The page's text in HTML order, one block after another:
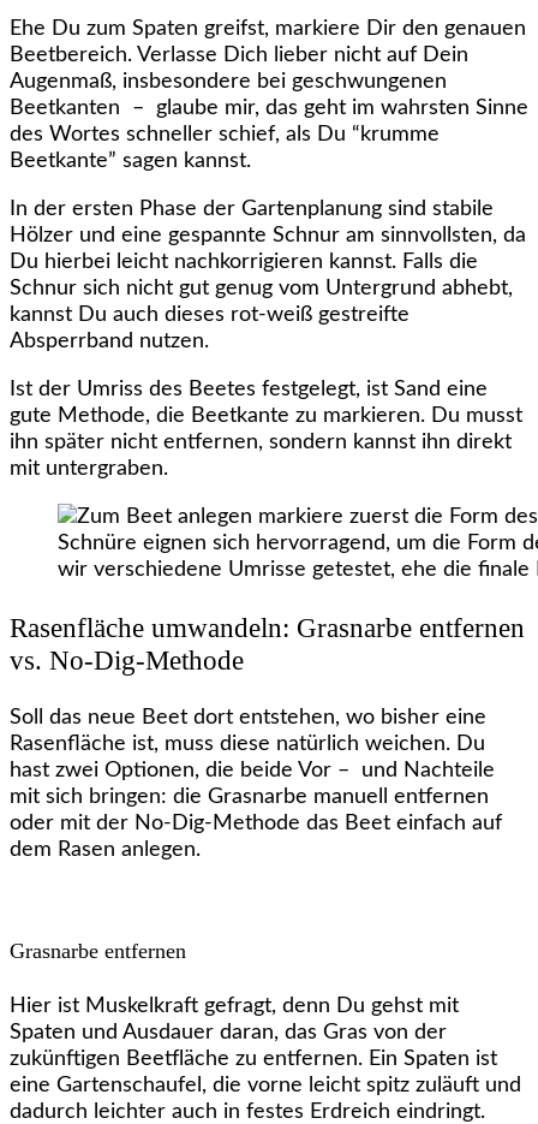
Ehe Du zum Spaten greifst, markiere Dir den genauen
Beetbereich. Verlasse Dich lieber nicht auf Dein
Augenmaß, insbesondere bei geschwungenen
Beetkanten – glaube mir, das geht im wahrsten Sinne
des Wortes schneller schief, als Du “krumme
Beetkante” sagen kannst.
In der ersten Phase der Gartenplanung sind stabile
Hölzer und eine gespannte Schnur am sinnvollsten, da
Du hierbei leicht nachkorrigieren kannst. Falls die
Schnur sich nicht gut genug vom Untergrund abhebt,
kannst Du auch dieses rot-weiß gestreifte
Absperrband nutzen.
Ist der Umriss des Beetes festgelegt, ist Sand eine
gute Methode, die Beetkante zu markieren. Du musst
ihn später nicht entfernen, sondern kannst ihn direkt
mit untergraben.
Schnüre eignen sich hervorragend, um die Form
wir verschiedene Umrisse getestet, ehe die finale
Rasenfläche umwandeln: Grasnarbe entfernen
vs. No-Dig-Methode
Soll das neue Beet dort entstehen, wo bisher eine
Rasenfläche ist, muss diese natürlich weichen. Du
hast zwei Optionen, die beide Vor – und Nachteile
mit sich bringen: die Grasnarbe manuell entfernen
oder mit der No-Dig-Methode das Beet einfach auf
dem Rasen anlegen.
Grasnarbe entfernen
Hier ist Muskelkraft gefragt, denn Du gehst mit
Spaten und Ausdauer daran, das Gras von der
zukünftigen Beetfläche zu entfernen. Ein Spaten ist
eine Gartenschaufel, die vorne leicht spitz zuläuft und
dadurch leichter auch in festes Erdreich eindringt.